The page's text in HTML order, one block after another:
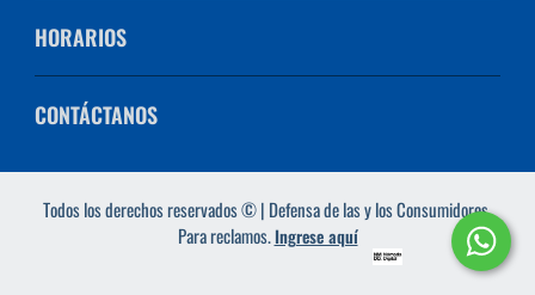
HORARIOS
CONTÁCTANOS
Todos los derechos reservados © | Defensa de las y los Consumidores.
Para reclamos.Ingrese aquí